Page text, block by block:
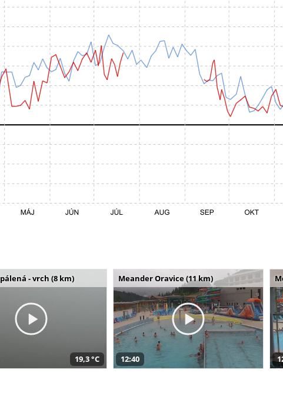
- vrch (8 km)
19,3 °C
Meander Oravice (11 km)
12:40